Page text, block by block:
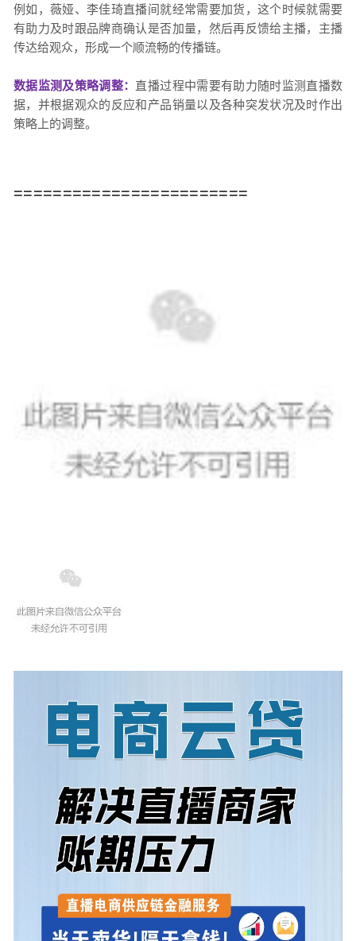
例如，薇娅、李佳琦直播间就经常需要加货，这个时候就需要
有助力及时跟品牌商确认是否加量，然后再反馈给主播，主播
传达给观众，形成一个顺流畅的传播链。
数据监测及策略调整： 直播过程中需要有助力随时监测直播数
据，并根据观众的反应和产品销量以及各种突发状况及时作出
策略上的调整。
========================